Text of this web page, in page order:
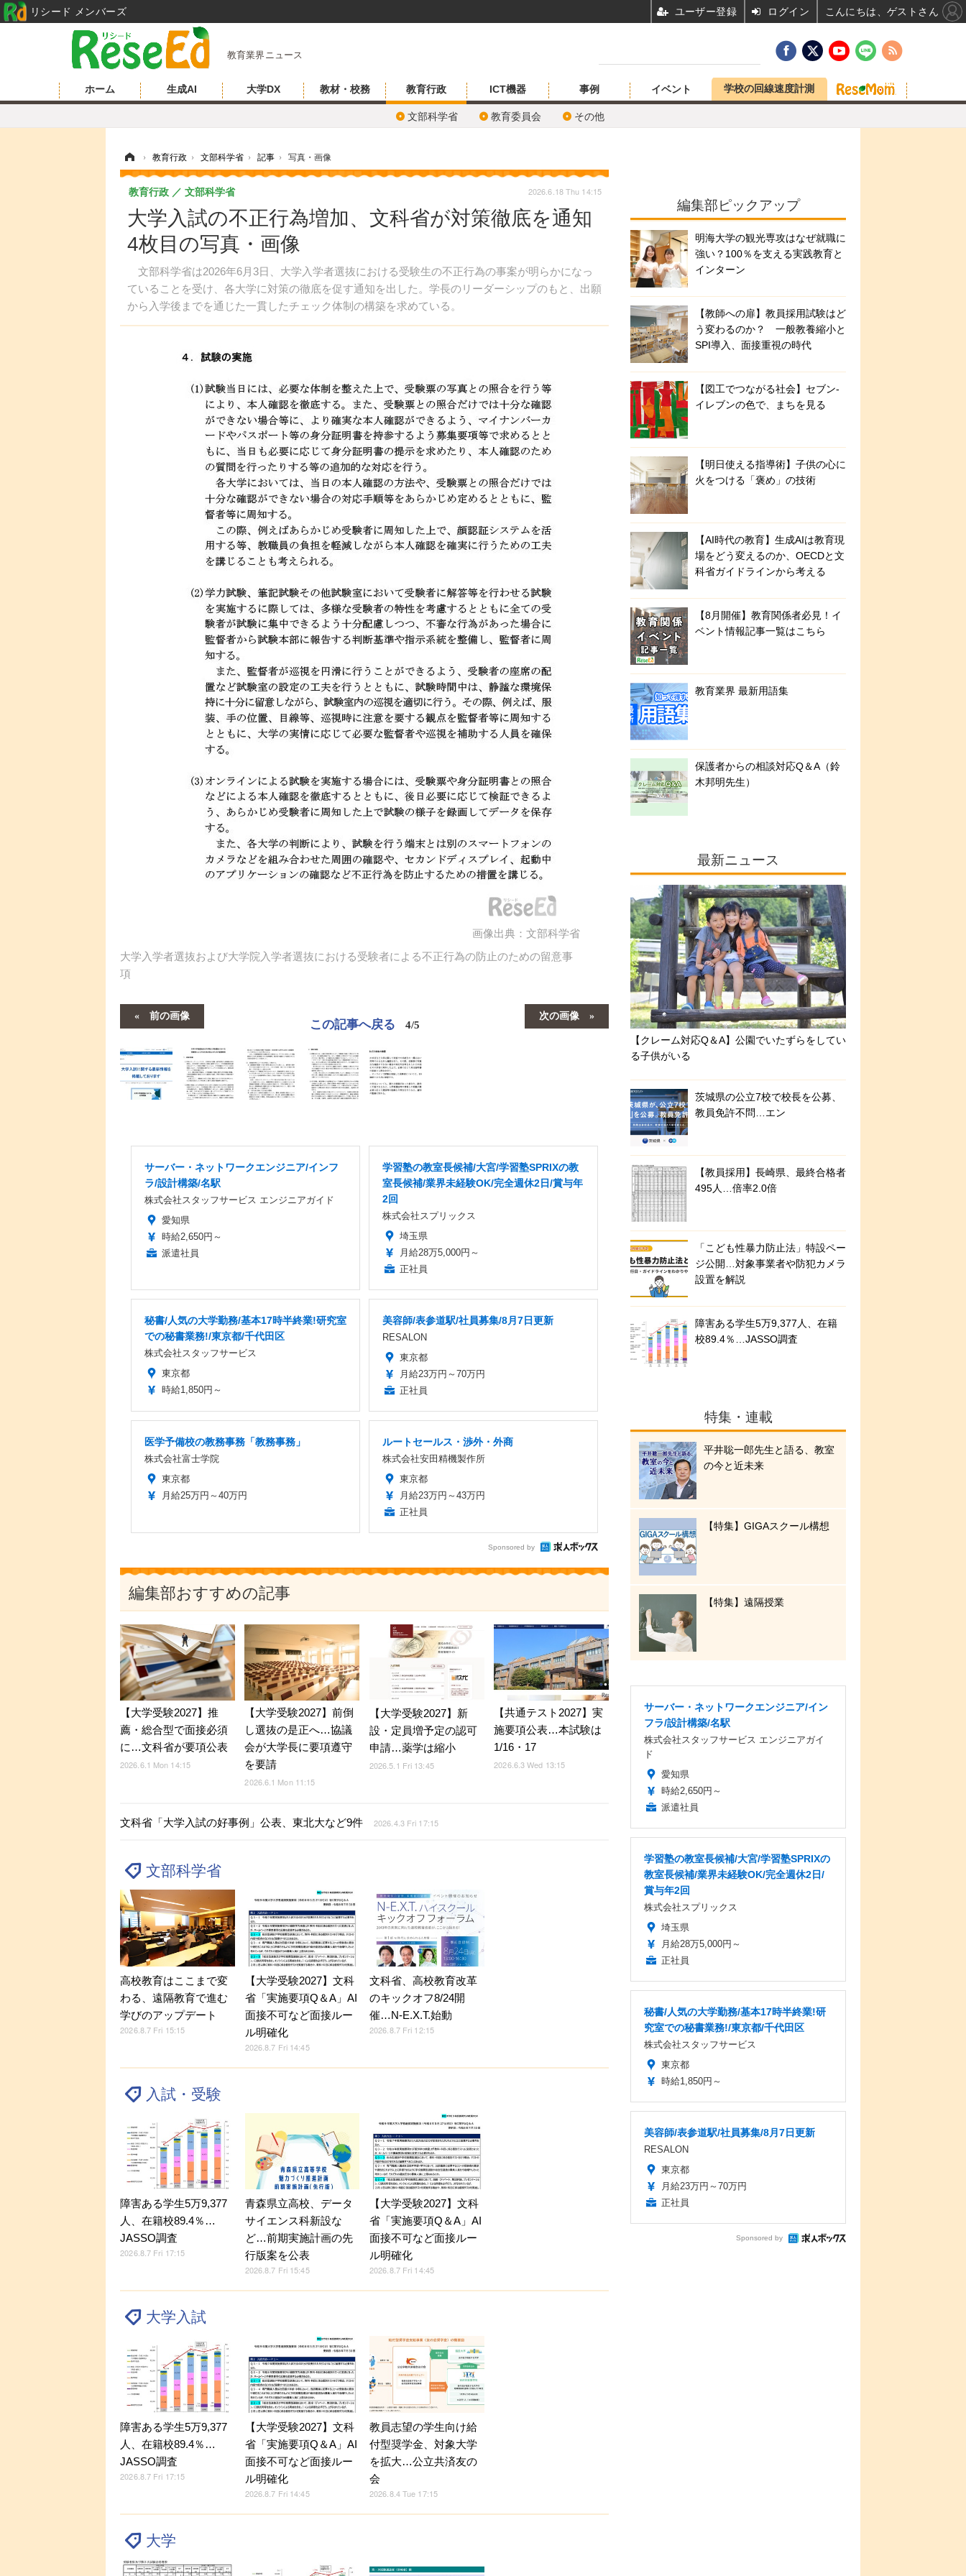
教育業界ニュース
ホーム 生成AI 大学DX 教材・校務 教育行政
文部科学省 教育委員会 その他
ICT機器 事例 イベント 学校の回線速度計測
› 教育行政 › 文部科学省 › 記事 › 写真・画像
大学入試の不正行為増加、文科省が対策徹底を通知
4枚目の写真・画像
文部科学省は2026年6月3日、大学入学者選抜における受験生の不正行為の事案が明らかになっ
ていることを受け、各大学に対策の徹底を促す通知を出した。学長のリーダーシップのもと、出願
から入学後までを通じた一貫したチェック体制の構築を求めている。
教育行政 文部科学省 2026.6.18 Thu 14:15
画像出典：文部科学省
大学入学者選抜および大学院入学者選抜における受験者による不正行為の防止のための留意事
項
前の画像 次の画像
この記事へ戻る 4/5
サーバー・ネットワークエンジニア/インフ
ラ/設計構築/名駅
株式会社スタッフサービス エンジニアガイド
愛知県
時給2,650円～
派遣社員
学習塾の教室長候補/大宮/学習塾SPRIXの教
室長候補/業界未経験OK/完全週休2日/賞与年
2回
株式会社スプリックス
埼玉県
月給28万5,000円～
正社員
秘書/人気の大学勤務/基本17時半終業!研究室
での秘書業務!/東京都/千代田区
株式会社スタッフサービス
東京都
時給1,850円～
美容師/表参道駅/社員募集/8月7日更新
RESALON
東京都
月給23万円～70万円
正社員
医学予備校の教務事務「教務事務」
株式会社富士学院
東京都
月給25万円～40万円
ルートセールス・渉外・外商
株式会社安田精機製作所
東京都
月給23万円～43万円
正社員
Sponsored by
編集部おすすめの記事
【大学受験2027】推
薦・総合型で面接必須
に…文科省が要項公表
2026.6.1 Mon 14:15
【大学受験2027】前倒
し選抜の是正へ…協議
会が大学長に要項遵守
を要請
2026.6.1 Mon 11:15
【大学受験2027】新
設・定員増予定の認可
申請…薬学は縮小
2026.5.1 Fri 13:45
【共通テスト2027】実
施要項公表…本試験は
1/16・17
2026.6.3 Wed 13:15
文科省「大学入試の好事例」公表、東北大など9件 2026.4.3 Fri 17:15
文部科学省
高校教育はここまで変
わる、遠隔教育で進む
学びのアップデート
2026.8.7 Fri 15:15
【大学受験2027】文科
省「実施要項Q＆A」AI
面接不可など面接ルー
ル明確化
2026.8.7 Fri 14:45
文科省、高校教育改革
のキックオフ8/24開
催…N-E.X.T.始動
2026.8.7 Fri 12:15
入試・受験
障害ある学生5万9,377
人、在籍校89.4％…
JASSO調査
2026.8.7 Fri 17:15
青森県立高校、データ
サイエンス科新設な
ど…前期実施計画の先
行版案を公表
2026.8.7 Fri 15:45
【大学受験2027】文科
省「実施要項Q＆A」AI
面接不可など面接ルー
ル明確化
2026.8.7 Fri 14:45
大学入試
障害ある学生5万9,377
人、在籍校89.4％…
JASSO調査
2026.8.7 Fri 17:15
【大学受験2027】文科
省「実施要項Q＆A」AI
面接不可など面接ルー
ル明確化
2026.8.7 Fri 14:45
教員志望の学生向け給
付型奨学金、対象大学
を拡大…公立共済友の
会
2026.8.4 Tue 17:15
大学
編集部ピックアップ
明海大学の観光専攻はなぜ就職に
強い？100％を支える実践教育と
インターン
【教師への扉】教員採用試験はど
う変わるのか？ 一般教養縮小と
SPI導入、面接重視の時代
【図工でつながる社会】セブン‐
イレブンの色で、まちを見る
【明日使える指導術】子供の心に
火をつける「褒め」の技術
【AI時代の教育】生成AIは教育現
場をどう変えるのか、OECDと文
科省ガイドラインから考える
【8月開催】教育関係者必見！イ
ベント情報記事一覧はこちら
教育業界 最新用語集
保護者からの相談対応Q＆A（鈴
木邦明先生）
最新ニュース
【クレーム対応Q＆A】公園でいたずらをしてい
る子供がいる
茨城県の公立7校で校長を公募、
教員免許不問…エン
【教員採用】長崎県、最終合格者
495人…倍率2.0倍
「こども性暴力防止法」特設ペー
ジ公開…対象事業者や防犯カメラ
設置を解説
障害ある学生5万9,377人、在籍
校89.4％…JASSO調査
特集・連載
平井聡一郎先生と語る、教室
の今と近未来
【特集】GIGAスクール構想
【特集】遠隔授業
サーバー・ネットワークエンジニア/イン
フラ/設計構築/名駅
株式会社スタッフサービス エンジニアガイ
ド
愛知県
時給2,650円～
派遣社員
学習塾の教室長候補/大宮/学習塾SPRIXの
教室長候補/業界未経験OK/完全週休2日/
賞与年2回
株式会社スプリックス
埼玉県
月給28万5,000円～
正社員
秘書/人気の大学勤務/基本17時半終業!研
究室での秘書業務!/東京都/千代田区
株式会社スタッフサービス
東京都
時給1,850円～
美容師/表参道駅/社員募集/8月7日更新
RESALON
東京都
月給23万円～70万円
正社員
Sponsored by
リシード メンバーズ ユーザー登録 ログイン こんにちは、ゲストさん